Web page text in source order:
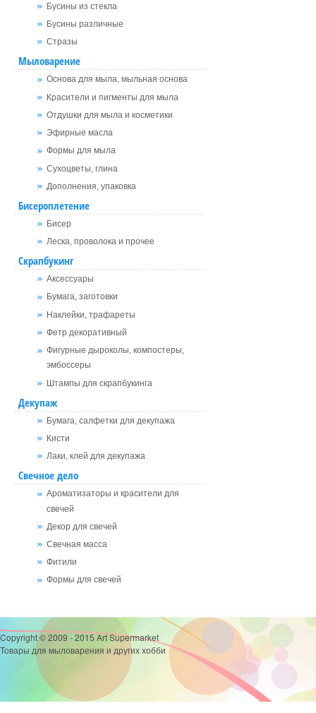
Бусины из стекла
Бусины различные
Стразы
Мыловарение
Основа для мыла, мыльная основа
Красители и пигменты для мыла
Отдушки для мыла и косметики
Эфирные масла
Формы для мыла
Сухоцветы, глина
Дополнения, упаковка
Бисероплетение
Бисер
Леска, проволока и прочее
Скрапбукинг
Аксессуары
Бумага, заготовки
Наклейки, трафареты
Фетр декоративный
Фигурные дыроколы, компостеры,
эмбоссеры
Штампы для скрапбукинга
Декупаж
Бумага, салфетки для декупажа
Кисти
Лаки, клей для декупажа
Свечное дело
Ароматизаторы и красители для
свечей
Декор для свечей
Свечная масса
Фитили
Формы для свечей
Copyright © 2009 - 2015 Art Supermarket
Товары для мыловарения и других хобби